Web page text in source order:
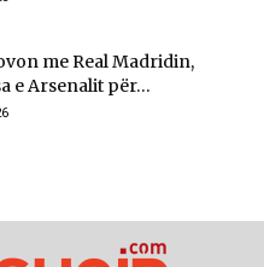
me Real Madridin,
e Arsenalit për...